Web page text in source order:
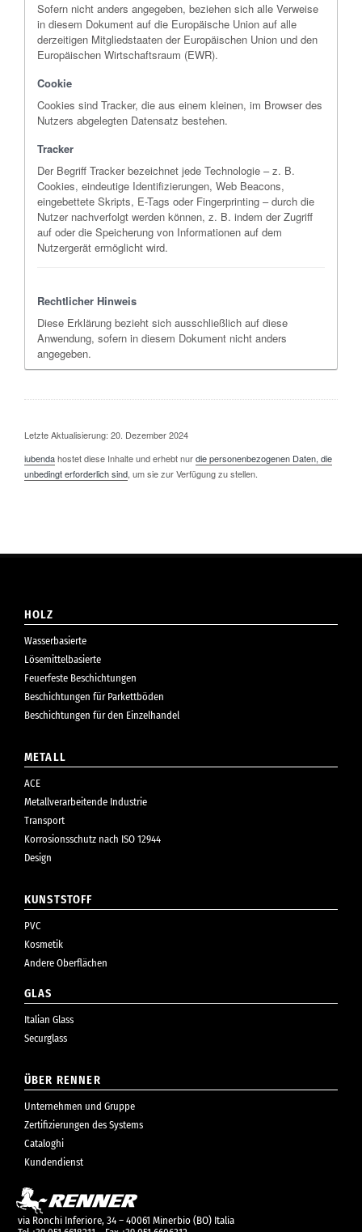
Sofern nicht anders angegeben, beziehen sich alle Verweise
in diesem Dokument auf die Europäische Union auf alle
derzeitigen Mitgliedstaaten der Europäischen Union und den
Europäischen Wirtschaftsraum (EWR).
Cookie
Cookies sind Tracker, die aus einem kleinen, im Browser des
Nutzers abgelegten Datensatz bestehen.
Tracker
Der Begriff Tracker bezeichnet jede Technologie – z. B.
Cookies, eindeutige Identifizierungen, Web Beacons,
eingebettete Skripts, E-Tags oder Fingerprinting – durch die
Nutzer nachverfolgt werden können, z. B. indem der Zugriff
auf oder die Speicherung von Informationen auf dem
Nutzergerät ermöglicht wird.
Rechtlicher Hinweis
Diese Erklärung bezieht sich ausschließlich auf diese
Anwendung, sofern in diesem Dokument nicht anders
angegeben.
Letzte Aktualisierung: 20. Dezember 2024
iubendahostet diese Inhalte und erhebt nurdie personenbezogenen Daten, die
unbedingt erforderlich sind, um sie zur Verfügung zu stellen.
HOLZ
Wasserbasierte
Lösemittelbasierte
Feuerfeste Beschichtungen
Beschichtungen für Parkettböden
Beschichtungen für den Einzelhandel
METALL
ACE
Metallverarbeitende Industrie
Transport
Korrosionsschutz nach ISO 12944
Design
KUNSTSTOFF
PVC
Kosmetik
Andere Oberflächen
GLAS
Italian Glass
Securglass
ÜBER RENNER
Unternehmen und Gruppe
Zertifizierungen des Systems
Cataloghi
Kundendienst
via Ronchi Inferiore, 34 – 40061 Minerbio (BO) Italia